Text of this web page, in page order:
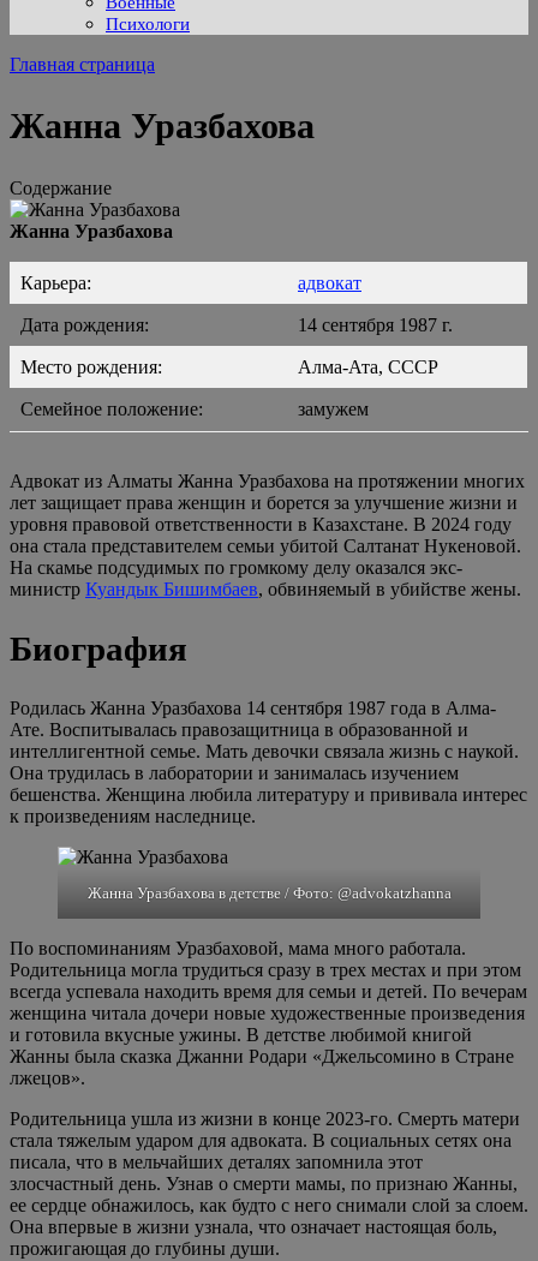
Психологи
Главная страница
Жанна Уразбахова
Содержание
Жанна Уразбахова
Карьера: адвокат
Дата рождения: 14 сентября 1987 г.
Место рождения: Алма-Ата, СССР
Семейное положение: замужем
Адвокат из Алматы Жанна Уразбахова на протяжении многих
лет защищает права женщин и борется за улучшение жизни и
уровня правовой ответственности в Казахстане. В 2024 году
она стала представителем семьи убитой Салтанат Нукеновой.
На скамье подсудимых по громкому делу оказался экс-
министр Куандык Бишимбаев, обвиняемый в убийстве жены.
Биография
Родилась Жанна Уразбахова 14 сентября 1987 года в Алма-
Ате. Воспитывалась правозащитница в образованной и
интеллигентной семье. Мать девочки связала жизнь с наукой.
Она трудилась в лаборатории и занималась изучением
бешенства. Женщина любила литературу и прививала интерес
к произведениям наследнице.
Жанна Уразбахова в детстве / Фото: @advokatzhanna
По воспоминаниям Уразбаховой, мама много работала.
Родительница могла трудиться сразу в трех местах и при этом
всегда успевала находить время для семьи и детей. По вечерам
женщина читала дочери новые художественные произведения
и готовила вкусные ужины. В детстве любимой книгой
Жанны была сказка Джанни Родари «Джельсомино в Стране
лжецов».
Родительница ушла из жизни в конце 2023-го. Смерть матери
стала тяжелым ударом для адвоката. В социальных сетях она
писала, что в мельчайших деталях запомнила этот
злосчастный день. Узнав о смерти мамы, по признаю Жанны,
ее сердце обнажилось, как будто с него снимали слой за слоем.
Она впервые в жизни узнала, что означает настоящая боль,
прожигающая до глубины души.